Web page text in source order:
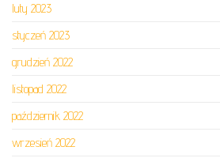
luty 2023
styczeń 2023
grudzień 2022
listopad 2022
październik 2022
wrzesień 2022